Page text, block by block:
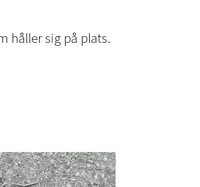
håller sig på plats.